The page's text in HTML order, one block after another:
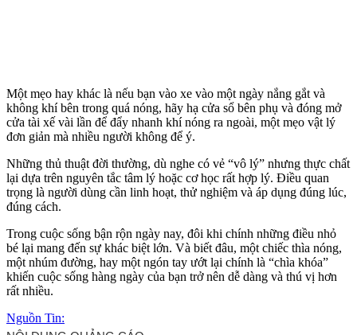
Một mẹo hay khác là nếu bạn vào xe vào một ngày nắng gắt và
không khí bên trong quá nóng, hãy hạ cửa sổ bên phụ và đóng mở
cửa tài xế vài lần để đẩy nhanh khí nóng ra ngoài, một mẹo vật lý
đơn giản mà nhiều người không để ý.
Những thủ thuật đời thường, dù nghe có vẻ “vô lý” nhưng thực chất
lại dựa trên nguyên tắc tâm lý hoặc cơ học rất hợp lý. Điều quan
trọng là người dùng cần linh hoạt, thử nghiệm và áp dụng đúng lúc,
đúng cách.
Trong cuộc sống bận rộn ngày nay, đôi khi chính những điều nhỏ
bé lại mang đến sự khác biệt lớn. Và biết đâu, một chiếc thìa nóng,
một nhúm đường, hay một ngón tay ướt lại chính là “chìa khóa”
khiến cuộc sống hàng ngày của bạn trở nên dễ dàng và thú vị hơn
rất nhiều.
Nguồn Tin: